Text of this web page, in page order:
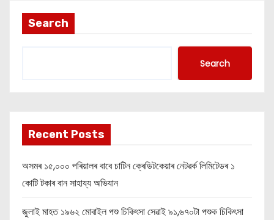
Search
Search
Recent Posts
অসমৰ ১৫,০০০ পৰিয়ালৰ বাবে চাটিন ক্ৰেডিটকেয়াৰ নেটৱৰ্ক লিমিটেডৰ ১
কোটি টকাৰ বান সাহায্য অভিযান
জুলাই মাহত ১৯৬২ মোবাইল পশু চিকিৎসা সেৱাই ৯১,৬৭০টা পশুক চিকিৎসা